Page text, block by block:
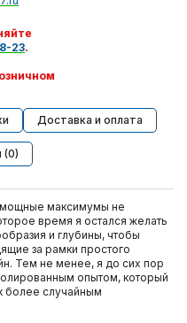
23.
Доставка и оплата
(0)
максимумы не
время я остался желать
и глубины, чтобы
за рамки простого
Тем не менее, я до сих пор
опытом, который
более случайным